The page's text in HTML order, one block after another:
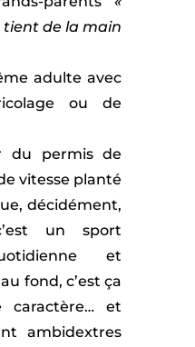
tient de la main
adulte avec
ou de
du permis de
vitesse planté
décidément,
un sport
et
fond, c’est ça
et
ambidextres